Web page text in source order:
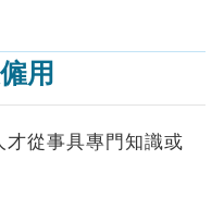
用
從事具專門知識或